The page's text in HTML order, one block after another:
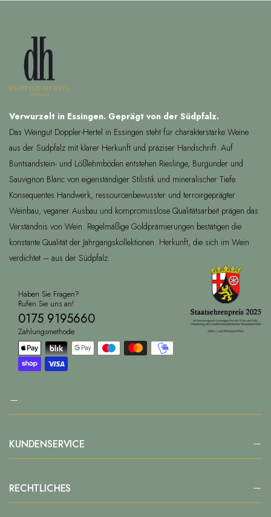
Verwurzelt in Essingen. Geprägt von der Südpfalz.
Das Weingut Doppler-Hertel in Essingen steht für charakterstarke Weine
aus der Südpfalz mit klarer Herkunft und präziser Handschrift. Auf
Buntsandstein- und Lößlehmböden entstehen Rieslinge, Burgunder und
Sauvignon Blanc von eigenständiger Stilistik und mineralischer Tiefe.
Konsequentes Handwerk, ressourcenbewusster und terroirgeprägter
Weinbau, veganer Ausbau und kompromisslose Qualitätsarbeit prägen das
Verständnis von Wein. Regelmäßige Goldprämierungen bestätigen die
konstante Qualität der Jahrgangskollektionen. Herkunft, die sich im Wein
verdichtet – aus der Südpfalz.
Haben Sie Fragen?
Rufen Sie uns an!
0175 9195660
Zahlungsmethode
KUNDENSERVICE
RECHTLICHES